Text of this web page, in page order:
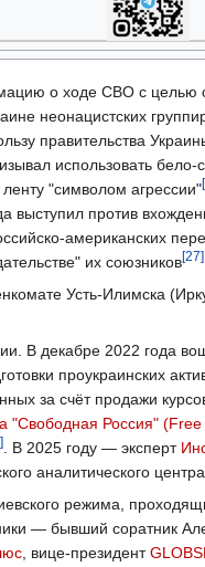
о ходе СВО с целью
неонацистских
правительства
использовать
"символом агрессии"
выступил против
американских
их союзников[27]
Усть-Илимска
В декабре 2022 года
проукраинских
за счёт продажи
"Свободная Россия" (Free
. В 2025 году — эксперт
аналитического центра
режима,
— бывший соратник
, вице-президент